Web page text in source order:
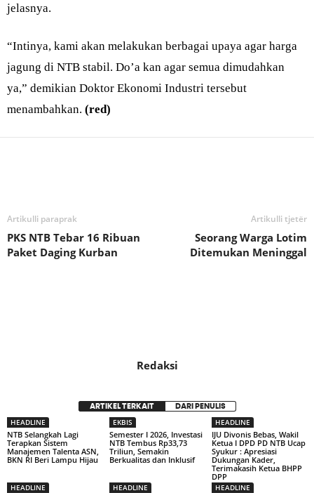
jelasnya.
“Intinya, kami akan melakukan berbagai upaya agar harga
jagung di NTB stabil. Do’a kan agar semua dimudahkan
ya,” demikian Doktor Ekonomi Industri tersebut
menambahkan. (red)
Artikulli paraprak
PKS NTB Tebar 16 Ribuan
Paket Daging Kurban
Artikulli tjetër
Seorang Warga Lotim
Ditemukan Meninggal
Redaksi
ARTIKEL TERKAIT DARI PENULIS
HEADLINE
NTB Selangkah Lagi
Terapkan Sistem
Manajemen Talenta ASN,
BKN RI Beri Lampu Hijau
EKBIS
Semester I 2026, Investasi
NTB Tembus Rp33,73
Triliun, Semakin
Berkualitas dan Inklusif
HEADLINE
IJU Divonis Bebas, Wakil
Ketua I DPD PD NTB Ucap
Syukur : Apresiasi
Dukungan Kader,
Terimakasih Ketua BHPP
DPP
HEADLINE HEADLINE HEADLINE